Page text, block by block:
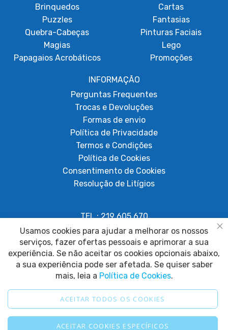
Brinquedos
Puzzles
Quebra-Cabeças
Magias
Papagaios Acrobáticos
Cartas
Fantasias
Pinturas Faciais
Lego
Promoções
INFORMAÇÃO
Perguntas Frequentes
Trocas e Devoluções
Formas de envio
Política de Privacidade
Termos e Condições
Política de Cookies
Consentimento de Cookies
Resolução de Litígios
TEL.: 219 605 670
Chamada para rede fixa nacional
geral@papagaiosempenas.com
2025 © Papagaio sem Penas. Todos os direitos reservados.
Usamos cookies para ajudar a melhorar os nossos
serviços, fazer ofertas pessoais e aprimorar a sua
experiência. Se não aceitar os cookies opcionais abaixo,
a sua experiência pode ser afetada. Se quiser saber
mais, leia a Política de Cookies.
ACEITAR TODOS OS COOKIES
ACEITAR COOKIES ESPECÍFICOS